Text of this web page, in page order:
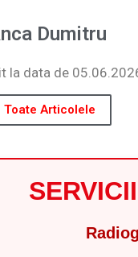
Dumitru
la data de
Toate Articolele